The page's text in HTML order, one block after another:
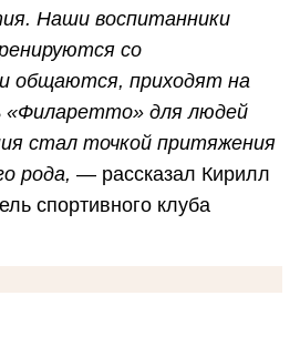
Наши воспитанники
со
общаются, приходят на
«Филаретто» для людей
стал точкой притяжения
рода, — рассказал Кирилл
спортивного клуба